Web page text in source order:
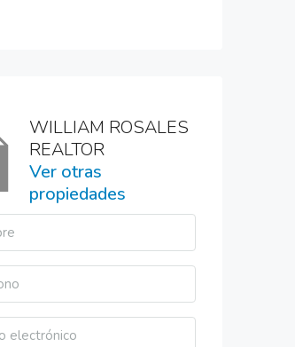
WILLIAM ROSALES
REALTOR
Ver otras
propiedades